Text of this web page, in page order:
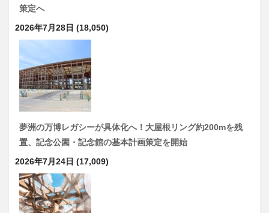
策定へ
2026年7月28日 (18,050)
夢洲の万博レガシーが具体化へ！大屋根リング約200mを残
置、記念公園・記念館の基本計画策定を開始
2026年7月24日 (17,009)